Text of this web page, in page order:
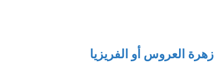
زهرة العروس أو الفريزيا